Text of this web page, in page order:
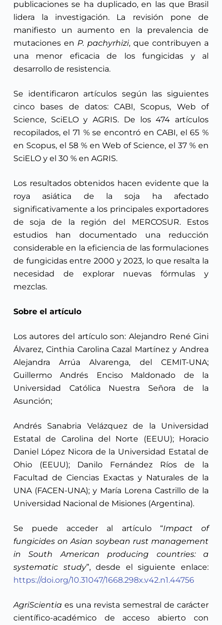
publicaciones se ha duplicado, en las que Brasil
lidera la investigación. La revisión pone de
manifiesto un aumento en la prevalencia de
mutaciones en P. pachyrhizi, que contribuyen a
una menor eficacia de los fungicidas y al
desarrollo de resistencia.
Se identificaron artículos según las siguientes
cinco bases de datos: CABI, Scopus, Web of
Science, SciELO y AGRIS. De los 474 artículos
recopilados, el 71 % se encontró en CABI, el 65 %
en Scopus, el 58 % en Web of Science, el 37 % en
SciELO y el 30 % en AGRIS.
Los resultados obtenidos hacen evidente que la
roya asiática de la soja ha afectado
significativamente a los principales exportadores
de soja de la región del MERCOSUR. Estos
estudios han documentado una reducción
considerable en la eficiencia de las formulaciones
de fungicidas entre 2000 y 2023, lo que resalta la
necesidad de explorar nuevas fórmulas y
mezclas.
Sobre el artículo
Los autores del artículo son: Alejandro René Gini
Álvarez, Cinthia Carolina Cazal Martínez y Andrea
Alejandra Arrúa Alvarenga, del CEMIT-UNA;
Guillermo Andrés Enciso Maldonado de la
Universidad Católica Nuestra Señora de la
Asunción;
Andrés Sanabria Velázquez de la Universidad
Estatal de Carolina del Norte (EEUU); Horacio
Daniel López Nicora de la Universidad Estatal de
Ohio (EEUU); Danilo Fernández Ríos de la
Facultad de Ciencias Exactas y Naturales de la
UNA (FACEN-UNA); y María Lorena Castrillo de la
Universidad Nacional de Misiones (Argentina).
Se puede acceder al artículo “Impact of
fungicides on Asian soybean rust management
in South American producing countries: a
systematic study”, desde el siguiente enlace:
https://doi.org/10.31047/1668.298x.v42.n1.44756
AgriScientia es una revista semestral de carácter
científico-académico de acceso abierto con